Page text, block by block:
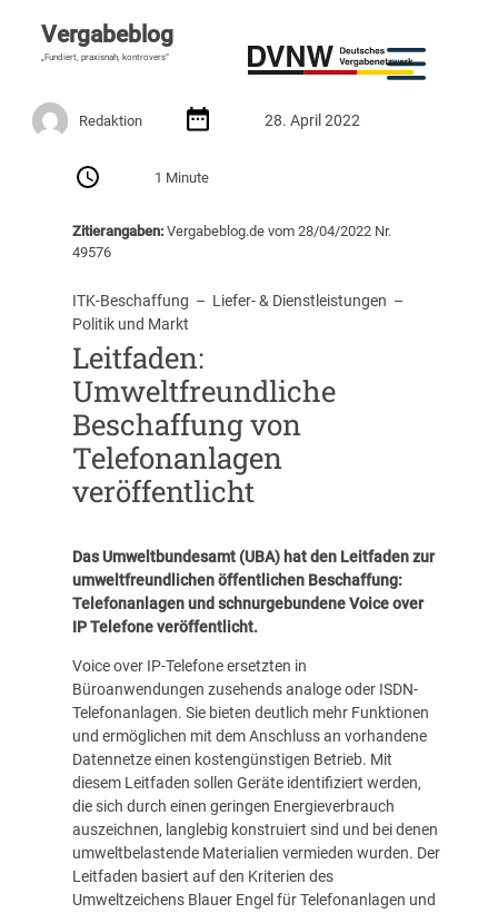
Vergabeblog
„Fundiert, praxisnah, kontrovers“
Redaktion 28. April 2022
1 Minute
Zitierangaben:Vergabeblog.de vom 28/04/2022 Nr.
49576
ITK-Beschaffung
  –
Liefer- & Dienstleistungen
Politik und Markt
Leitfaden:
Umweltfreundliche
Beschaffung von
Telefonanlagen
veröffentlicht
Das Umweltbundesamt (UBA) hat den Leitfaden zur
umweltfreundlichen öffentlichen Beschaffung:
Telefonanlagen und schnurgebundene Voice over
IP Telefone veröffentlicht.
Voice over IP-Telefone ersetzten in
Büroanwendungen zusehends analoge oder ISDN-
Telefonanlagen. Sie bieten deutlich mehr Funktionen
und ermöglichen mit dem Anschluss an vorhandene
Datennetze einen kostengünstigen Betrieb. Mit
diesem Leitfaden sollen Geräte identifiziert werden,
die sich durch einen geringen Energieverbrauch
auszeichnen, langlebig konstruiert sind und bei denen
umweltbelastende Materialien vermieden wurden. Der
Leitfaden basiert auf den Kriterien des
Umweltzeichens Blauer Engel für Telefonanlagen und